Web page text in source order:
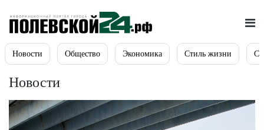
Новости Общество Экономика Стиль жизни
Новости